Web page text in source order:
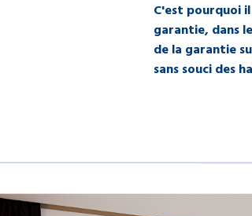
C'est pourquoi
garantie, dans
de la garantie
sans souci des